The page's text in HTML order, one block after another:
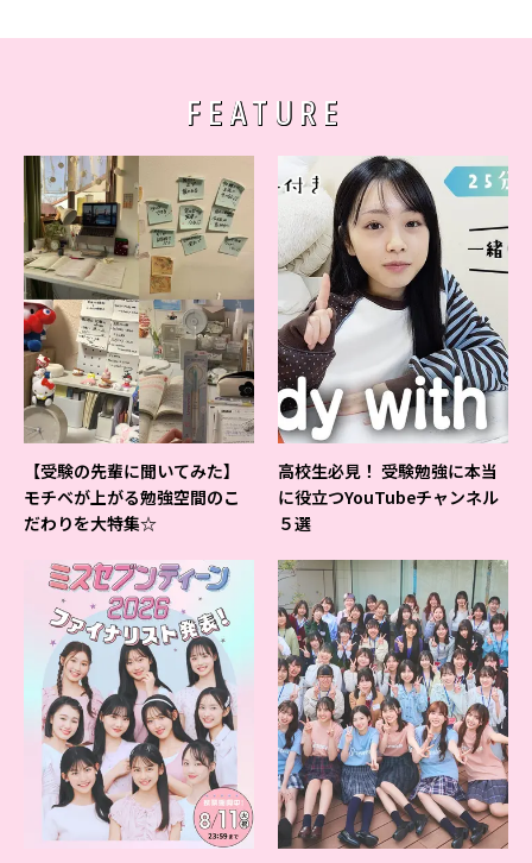
FEATURE
【受験の先輩に聞いてみた】
モチベが上がる勉強空間のこ
だわりを大特集☆
高校生必見！ 受験勉強に本当
に役立つYouTubeチャンネル
５選